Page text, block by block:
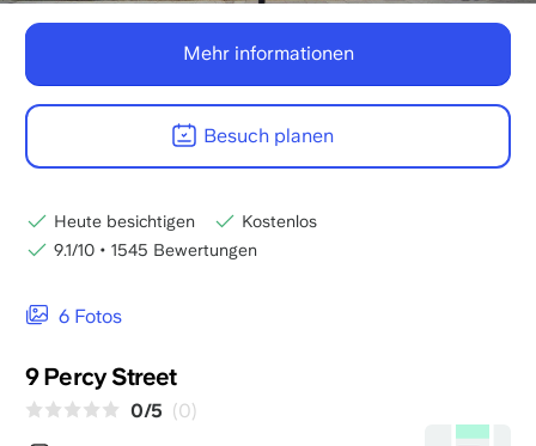
6 Fotos
9 Percy Street
0/5 (0)
Mehr informationen
Besuch planen
Heute besichtigen
Kostenlos
9.1/10 • 1545 Bewertungen